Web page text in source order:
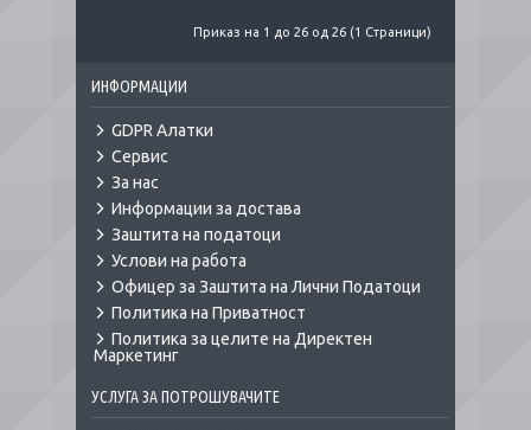
Приказ на 1 до 26 од 26 (1 Страници)
ИНФОРМАЦИИ
GDPR Алатки
Сервис
За нас
Информации за достава
Заштита на податоци
Услови на работа
Офицер за Заштита на Лични Податоци
Политика на Приватност
Политика за целите на Директен
Маркетинг
УСЛУГА ЗА ПОТРОШУВАЧИТЕ